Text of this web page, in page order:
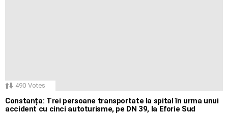
490 Votes
Constanța: Trei persoane transportate la spital în urma unui
accident cu cinci autoturisme, pe DN 39, la Eforie Sud